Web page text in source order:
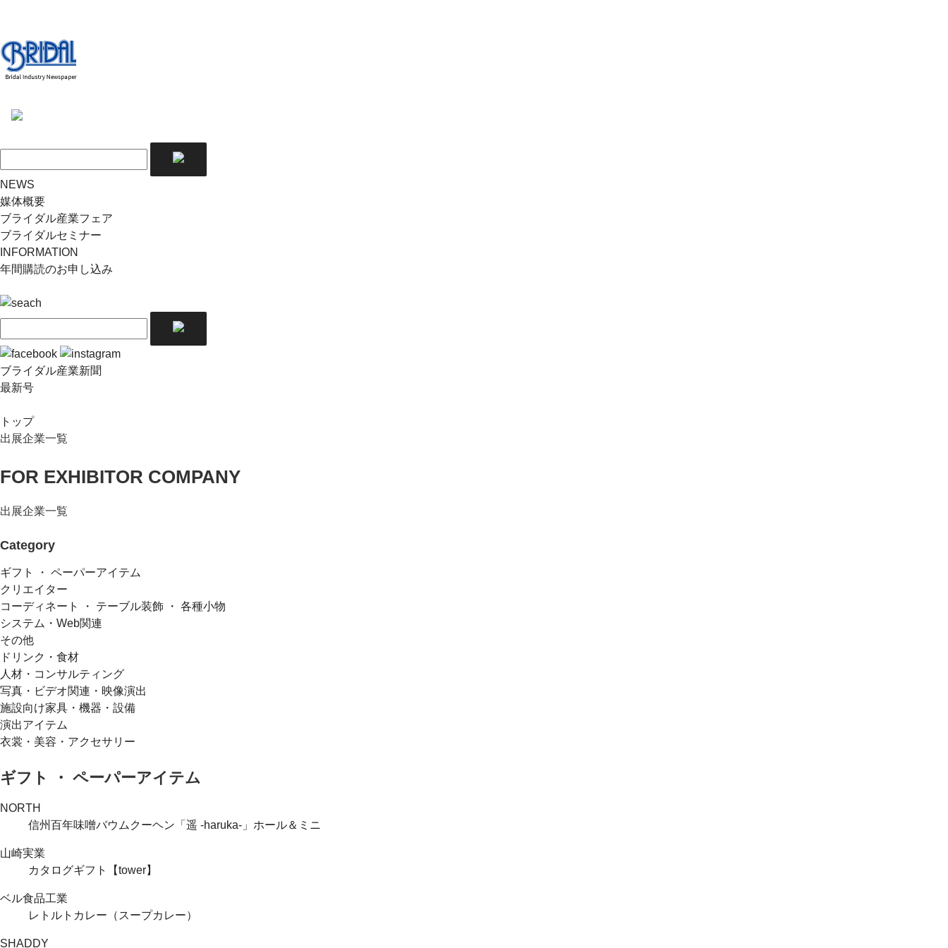
NEWS
媒体概要
ブライダル産業フェア
ブライダルセミナー
INFORMATION
年間購読のお申し込み
ブライダル産業新聞
最新号
トップ
出展企業一覧
FOR EXHIBITOR COMPANY
出展企業一覧
Category
ギフト ・ ペーパーアイテム
クリエイター
コーディネート ・ テーブル装飾 ・ 各種小物
システム・Web関連
その他
ドリンク・食材
人材・コンサルティング
写真・ビデオ関連・映像演出
施設向け家具・機器・設備
演出アイテム
衣裳・美容・アクセサリー
ギフト ・ ペーパーアイテム
NORTH
信州百年味噌バウムクーヘン「遥 -haruka-」ホール＆ミニ
山崎実業
カタログギフト【tower】
ベル食品工業
レトルトカレー（スープカレー）
SHADDY